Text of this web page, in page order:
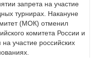
запрета на участие
турнирах. Накануне
(МОК) отменил
комитета России и
участие российских